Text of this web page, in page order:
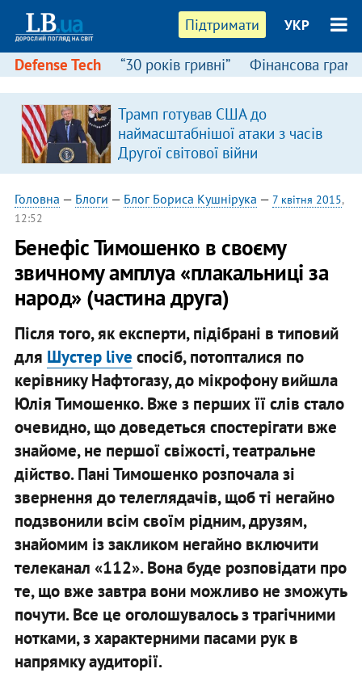
Підтримати УКР
Defense Tech “30 років гривні” Фінансова
Трамп готував США до
наймасштабнішої атаки з часів
Другої світової війни
Головна — Блоги — Блог Бориса Кушнірука — 7 квітня 2015,
12:52
Бенефіс Тимошенко в своєму
звичному амплуа «плакальниці за
народ» (частина друга)
Після того, як експерти, підібрані в типовий
для Шустер live спосіб, потопталися по
керівнику Нафтогазу, до мікрофону вийшла
Юлія Тимошенко. Вже з перших її слів стало
очевидно, що доведеться спостерігати вже
знайоме, не першої свіжості, театральне
дійство. Пані Тимошенко розпочала зі
звернення до телеглядачів, щоб ті негайно
подзвонили всім своїм рідним, друзям,
знайомим із закликом негайно включити
телеканал «112». Вона буде розповідати про
те, що вже завтра вони можливо не зможуть
почути. Все це оголошувалось з трагічними
нотками, з характерними пасами рук в
напрямку аудиторії.